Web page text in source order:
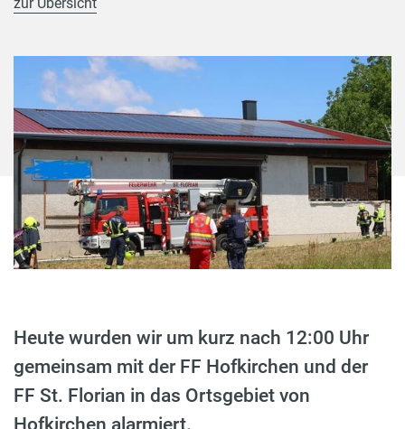
Heute wurden wir um kurz nach 12:00 Uhr
gemeinsam mit der FF Hofkirchen und der
FF St. Florian in das Ortsgebiet von
Hofkirchen alarmiert.